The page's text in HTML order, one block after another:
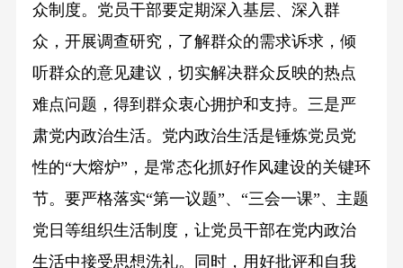
众制度。党员干部要定期深入基层、深入群
众，开展调查研究，了解群众的需求诉求，倾
听群众的意见建议，切实解决群众反映的热点
难点问题，得到群众衷心拥护和支持。三是严
肃党内政治生活。党内政治生活是锤炼党员党
性的“大熔炉”，是常态化抓好作风建设的关键环
节。要严格落实“第一议题”、“三会一课”、主题
党日等组织生活制度，让党员干部在党内政治
生活中接受思想洗礼。同时，用好批评和自我